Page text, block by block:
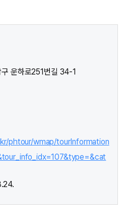
운하로251번길 34-1
phtour/wmap/tourInformation